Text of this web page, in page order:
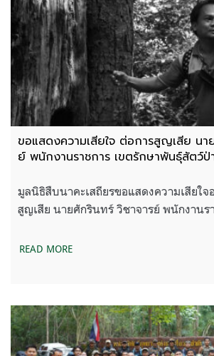
ขอแสดงความเสียใจ ต่อการสูญเสีย นา
ย์ พนักงานราชการ เขตรักษาพันธุ์สัตว์ป่
มูลนิธิสืบนาคะเสถียรขอแสดงความเสียใจ
สูญเสีย นายศักรินทร์ วิชาจารย์ พนักงานร
READ MORE